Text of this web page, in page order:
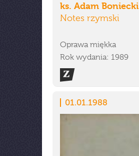
ks. Adam Boniecki
Notes rzymski
Oprawa miękka
Rok wydania: 1989
01.01.1988